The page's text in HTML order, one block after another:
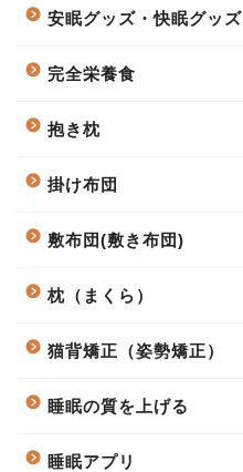
安眠グッズ・快眠グッズ
完全栄養食
抱き枕
掛け布団
敷布団(敷き布団)
枕（まくら）
猫背矯正（姿勢矯正）
睡眠の質を上げる
睡眠アプリ